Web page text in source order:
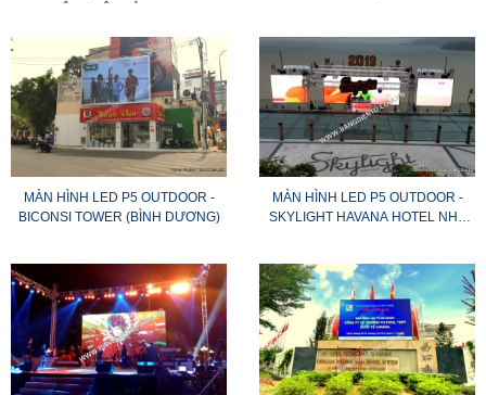
MÀN HÌNH LED P5 OUTDOOR -
BICONSI TOWER (BÌNH DƯƠNG)
MÀN HÌNH LED P5 OUTDOOR -
SKYLIGHT HAVANA HOTEL NHA